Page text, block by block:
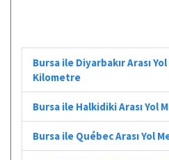
Bursa ile Diyarbakır Arası
Kilometre
Bursa ile Halkidiki Arası Yol
Bursa ile Québec Arası Yol